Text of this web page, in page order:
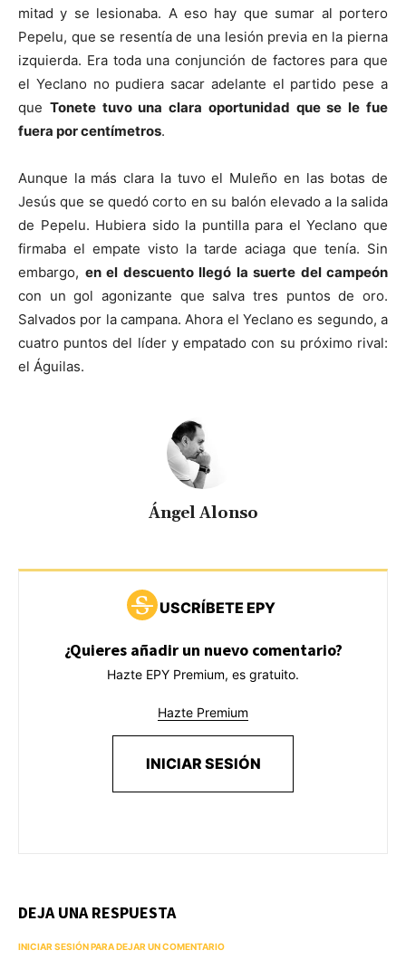
mitad y se lesionaba. A eso hay que sumar al portero
Pepelu, que se resentía de una lesión previa en la pierna
izquierda. Era toda una conjunción de factores para que
el Yeclano no pudiera sacar adelante el partido pese a
que Tonete tuvo una clara oportunidad que se le fue
fuera por centímetros.
Aunque la más clara la tuvo el Muleño en las botas de
Jesús que se quedó corto en su balón elevado a la salida
de Pepelu. Hubiera sido la puntilla para el Yeclano que
firmaba el empate visto la tarde aciaga que tenía. Sin
embargo, en el descuento llegó la suerte del campeón
con un gol agonizante que salva tres puntos de oro.
Salvados por la campana.Ahora el Yeclano es segundo, a
cuatro puntos del líder y empatado con su próximo rival:
el Águilas.
Ángel Alonso
USCRÍBETE EPY
¿Quieres añadir un nuevo comentario?
Hazte EPY Premium, es gratuito.
Hazte Premium
INICIAR SESIÓN
DEJA UNA RESPUESTA
INICIAR SESIÓN PARA DEJAR UN COMENTARIO